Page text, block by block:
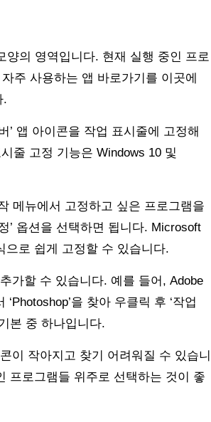
의 영역입니다. 현재 실행 중인 프로
주 사용하는 앱 바로가기를 이곳에
.
’ 앱 아이콘을 작업 표시줄에 고정해
줄 고정 기능은 Windows 10 및
메뉴에서 고정하고 싶은 프로그램을
’ 옵션을 선택하면 됩니다. Microsoft
으로 쉽게 고정할 수 있습니다.
가할 수 있습니다. 예를 들어, Adobe
을 찾아 우클릭 후 ‘작업
본 중 하나입니다.
이 작아지고 찾기 어려워질 수 있습니
프로그램들 위주로 선택하는 것이 좋